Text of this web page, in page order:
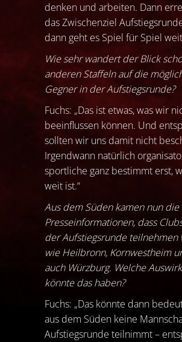
denken und arbeiten. Dann
das Zwischenziel
dann geht es Spiel für Spiel
Wie sehr wandert der Blick
anderen Staffeln auf die
Gegner in der Aufstiegsrunde?
Fuchs: „Das ist etwas, was wir
beeinflussen können. Und
sollten wir uns damit nicht
Irgendwann natürlich
sportliche ganz bestimmt erst,
weit ist.“
Aus dem Süden kamen nun die
Presseinformationen, dass
der Aufstiegsrunde teilnehmen
wie Heilbronn, Kornwestheim
auch Würzburg. Welche
könnte das haben?
Fuchs: „Das könnte dann
aus dem Süden keine
Aufstiegsrunde teilnimmt –